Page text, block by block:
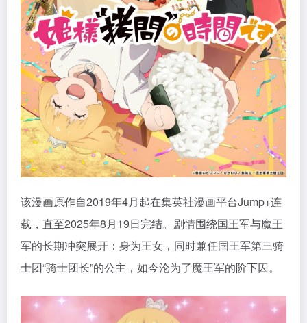
该漫画原作自2019年4月起在集英社漫画平台Jump+连
载，直至2025年8月19日完结。剧情围绕国王军与魔王
军的长期冲突展开：身为王女，同时兼任国王军第三骑
士团“骑士团长”的公主，如今沦为了魔王军的阶下囚。